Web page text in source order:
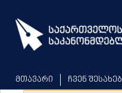
main
content
მთავარი ჩვენ შესახებ